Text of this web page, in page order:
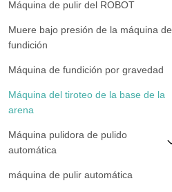
Máquina de pulir del ROBOT
Muere bajo presión de la máquina de
fundición
Máquina de fundición por gravedad
Máquina del tiroteo de la base de la
arena
Máquina pulidora de pulido
automática
máquina de pulir automática